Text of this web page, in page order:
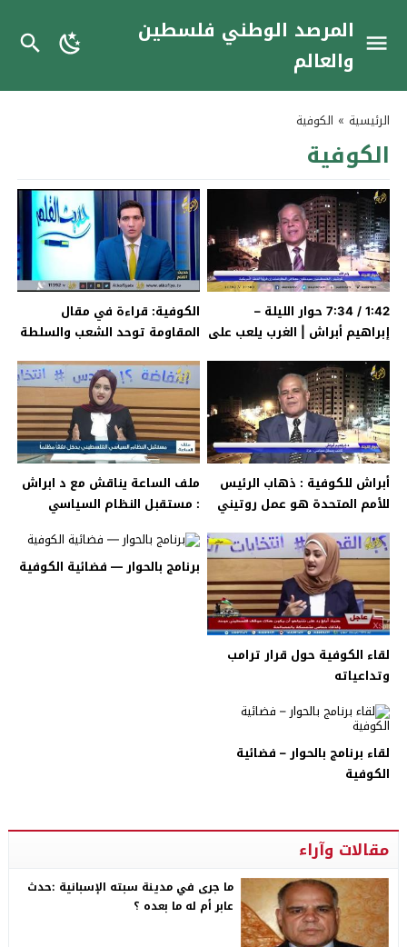
المرصد الوطني فلسطين
والعالم
الرئيسية » الكوفية
الكوفية
1:42 / 7:34 حوار الليلة –
إبراهيم أبراش | الغرب يلعب على
موجهة لأي طرف فلسطيني
يقبل بها
الكوفية: قراءة في مقال
المقاومة توحد الشعب والسلطة
أبراش للكوفية : ذهاب الرئيس
للأمم المتحدة هو عمل روتيني
ملف الساعة يناقش مع د ابراش
: مستقبل النظام السياسي
لقاء الكوفية حول قرار ترامب
وتداعياته
برنامج بالحوار — فضائية الكوفية
لقاء برنامج بالحوار – فضائية
الكوفية
مقالات وآراء
ما جرى في مدينة سبته الإسبانية :حدث
عابر أم له ما بعده ؟